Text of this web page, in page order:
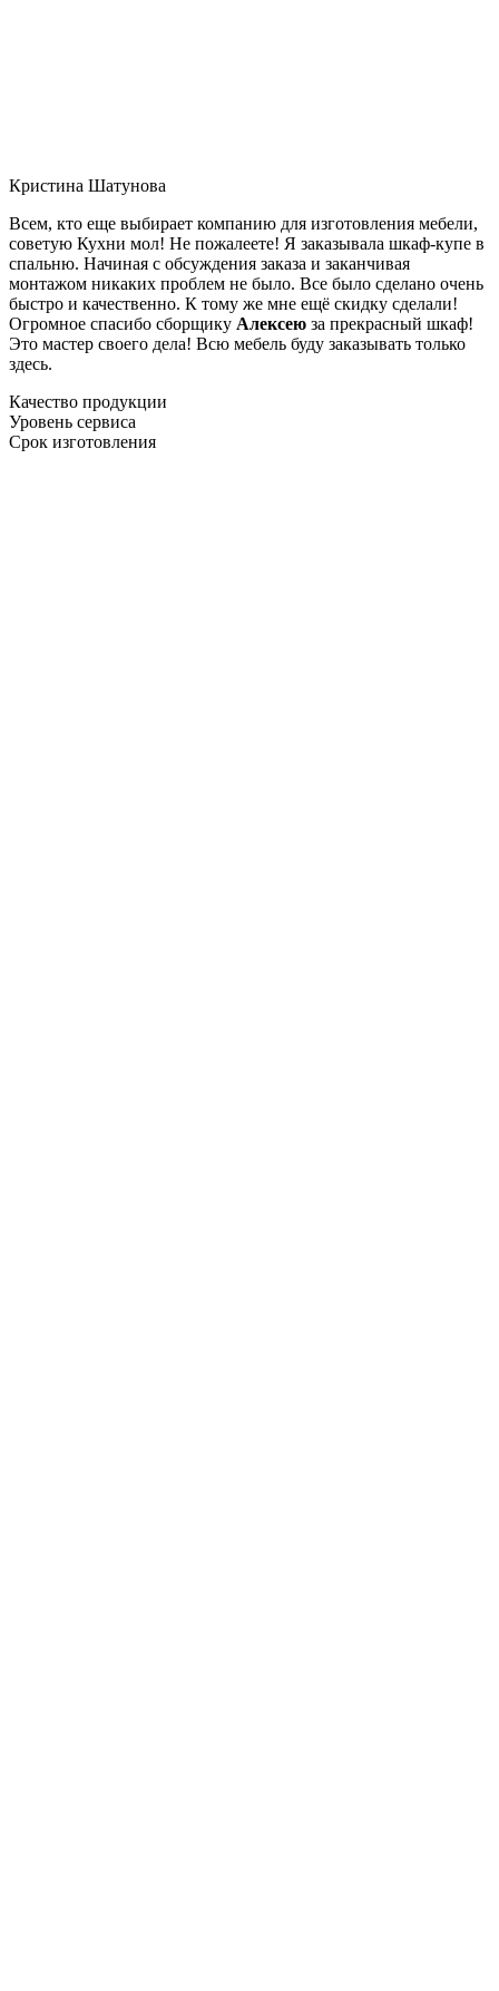
Кристина Шатунова
Всем, кто еще выбирает компанию для изготовления мебели,
советую Кухни мол! Не пожалеете! Я заказывала шкаф-купе в
спальню. Начиная с обсуждения заказа и заканчивая
монтажом никаких проблем не было. Все было сделано очень
быстро и качественно. К тому же мне ещё скидку сделали!
Огромное спасибо сборщику Алексею за прекрасный шкаф!
Это мастер своего дела! Всю мебель буду заказывать только
здесь.
Качество продукции
Уровень сервиса
Срок изготовления